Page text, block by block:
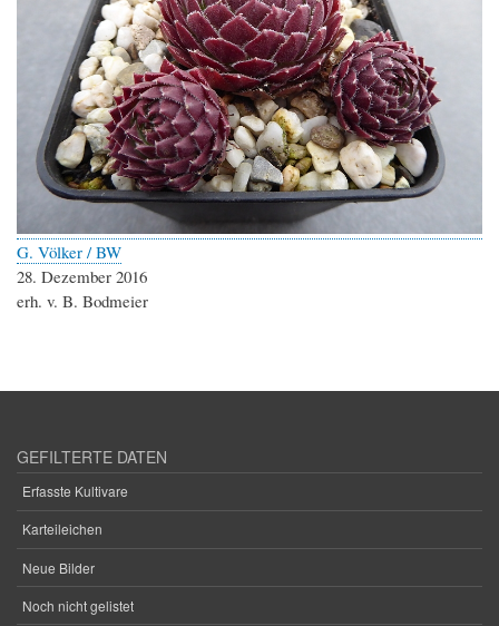
G. Völker / BW
28. Dezember 2016
erh. v. B. Bodmeier
GEFILTERTE DATEN
Erfasste Kultivare
Karteileichen
Neue Bilder
Noch nicht gelistet